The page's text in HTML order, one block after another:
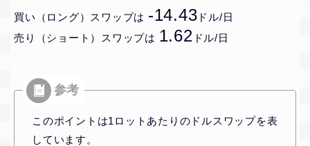
買い（ロング）スワップは -14.43 ドル/日
売り（ショート）スワップは 1.62 ドル/日
このポイントは1ロットあたりのドルスワップを表
しています。